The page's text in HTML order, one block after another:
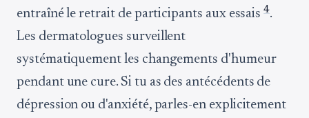
entraîné le retrait de participants aux essais4.
Les dermatologues surveillent
systématiquement les changements d'humeur
pendant une cure. Si tu as des antécédents de
dépression ou d'anxiété, parles-en explicitement